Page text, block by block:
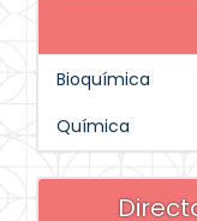
Bioquímica
Química